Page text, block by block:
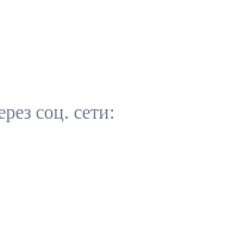
соц. сети: